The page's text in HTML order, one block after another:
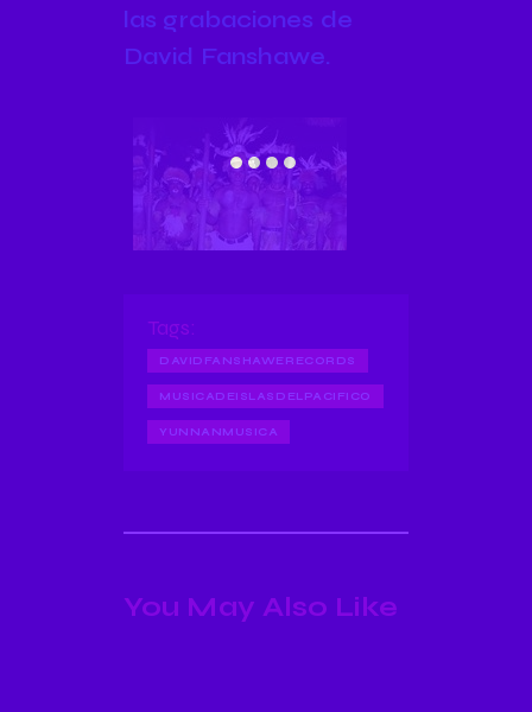
las grabaciones de
David Fanshawe.
Tags:
DAVIDFANSHAWERECORDS
MUSICADEISLASDELPACIFICO
YUNNANMUSICA
You May Also Like